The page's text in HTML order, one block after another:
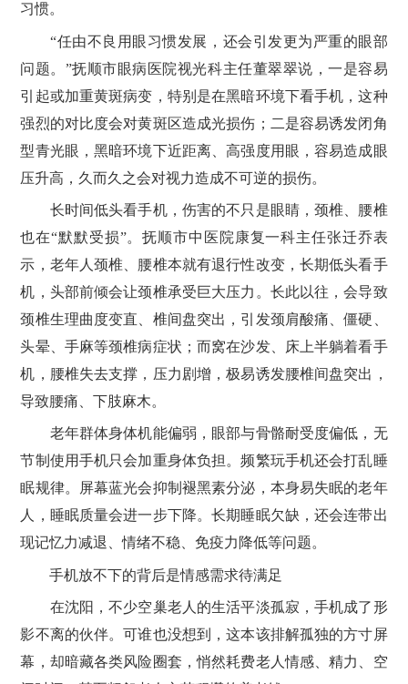
习惯。
“任由不良用眼习惯发展，还会引发更为严重的眼部
问题。”抚顺市眼病医院视光科主任董翠翠说，一是容易
引起或加重黄斑病变，特别是在黑暗环境下看手机，这种
强烈的对比度会对黄斑区造成光损伤；二是容易诱发闭角
型青光眼，黑暗环境下近距离、高强度用眼，容易造成眼
压升高，久而久之会对视力造成不可逆的损伤。
长时间低头看手机，伤害的不只是眼睛，颈椎、腰椎
也在“默默受损”。抚顺市中医院康复一科主任张迁乔表
示，老年人颈椎、腰椎本就有退行性改变，长期低头看手
机，头部前倾会让颈椎承受巨大压力。长此以往，会导致
颈椎生理曲度变直、椎间盘突出，引发颈肩酸痛、僵硬、
头晕、手麻等颈椎病症状；而窝在沙发、床上半躺着看手
机，腰椎失去支撑，压力剧增，极易诱发腰椎间盘突出，
导致腰痛、下肢麻木。
老年群体身体机能偏弱，眼部与骨骼耐受度偏低，无
节制使用手机只会加重身体负担。频繁玩手机还会打乱睡
眠规律。屏幕蓝光会抑制褪黑素分泌，本身易失眠的老年
人，睡眠质量会进一步下降。长期睡眠欠缺，还会连带出
现记忆力减退、情绪不稳、免疫力降低等问题。
手机放不下的背后是情感需求待满足
在沈阳，不少空巢老人的生活平淡孤寂，手机成了形
影不离的伙伴。可谁也没想到，这本该排解孤独的方寸屏
幕，却暗藏各类风险圈套，悄然耗费老人情感、精力、空